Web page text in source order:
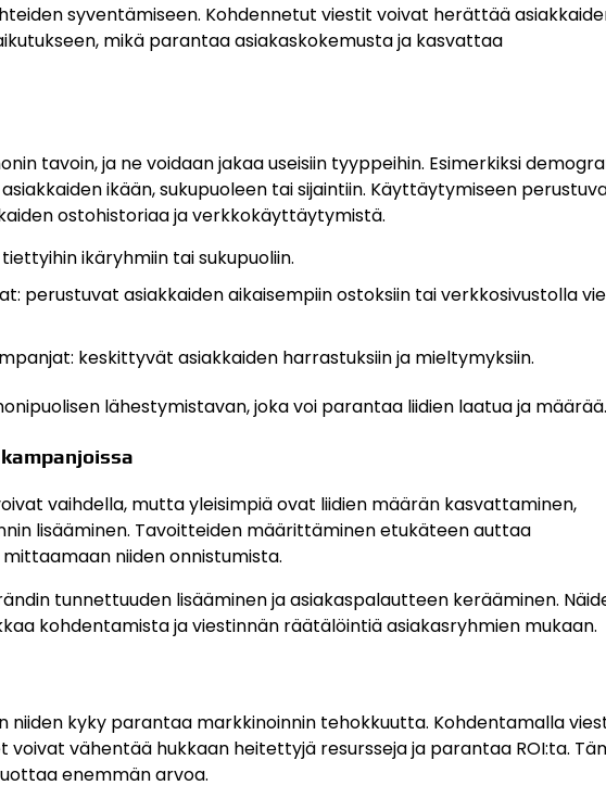
syventämiseen. Kohdennetut viestit voivat herättää
mikä parantaa asiakaskokemusta ja kasvattaa
tavoin, ja ne voidaan jakaa useisiin tyyppeihin. Esimerkiksi
ikään, sukupuoleen tai sijaintiin. Käyttäytymiseen
ostohistoriaa ja verkkokäyttäytymistä.
ikäryhmiin tai sukupuoliin.
perustuvat asiakkaiden aikaisempiin ostoksiin tai verkkosivustolla
keskittyvät asiakkaiden harrastuksiin ja mieltymyksiin.
lähestymistavan, joka voi parantaa liidien laatua ja määrää.
vaihdella, mutta yleisimpiä ovat liidien määrän kasvattaminen,
lisääminen. Tavoitteiden määrittäminen etukäteen auttaa
niiden onnistumista.
tunnettuuden lisääminen ja asiakaspalautteen kerääminen.
kohdentamista ja viestinnän räätälöintiä asiakasryhmien mukaan.
niiden kyky parantaa markkinoinnin tehokkuutta. Kohdentamalla
vähentää hukkaan heitettyjä resursseja ja parantaa ROI:ta.
enemmän arvoa.